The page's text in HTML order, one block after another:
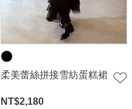
柔美蕾絲拼接雪紡蛋糕裙
NT$2,180